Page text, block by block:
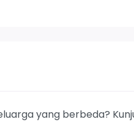
yang berbeda?